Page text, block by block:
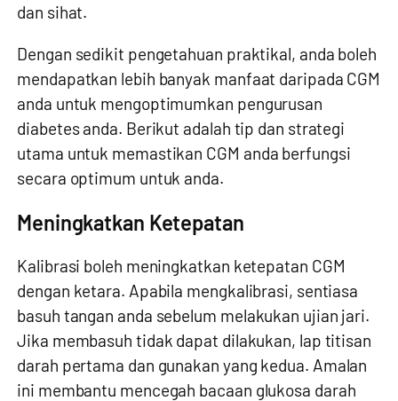
dan sihat.
Dengan sedikit pengetahuan praktikal, anda boleh
mendapatkan lebih banyak manfaat daripada CGM
anda untuk mengoptimumkan pengurusan
diabetes anda. Berikut adalah tip dan strategi
utama untuk memastikan CGM anda berfungsi
secara optimum untuk anda.
Meningkatkan Ketepatan
Kalibrasi boleh meningkatkan ketepatan CGM
dengan ketara. Apabila mengkalibrasi, sentiasa
basuh tangan anda sebelum melakukan ujian jari.
Jika membasuh tidak dapat dilakukan, lap titisan
darah pertama dan gunakan yang kedua. Amalan
ini membantu mencegah bacaan glukosa darah